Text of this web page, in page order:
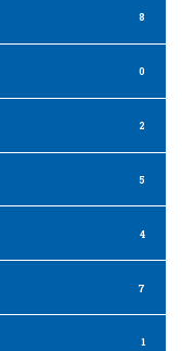
8
0
2
5
4
7
1